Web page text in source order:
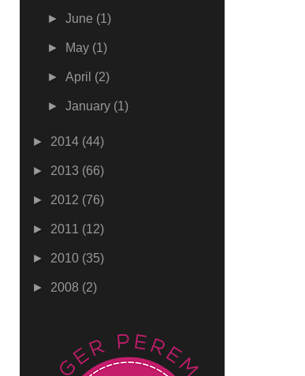
►June (1)
► May (1)
►April (2)
►January (1)
► 2014 (44)
► 2013 (66)
► 2012 (76)
► 2011 (12)
► 2010 (35)
► 2008 (2)